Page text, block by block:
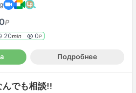
P
20min 0P
Подробнее
んでも相談!!